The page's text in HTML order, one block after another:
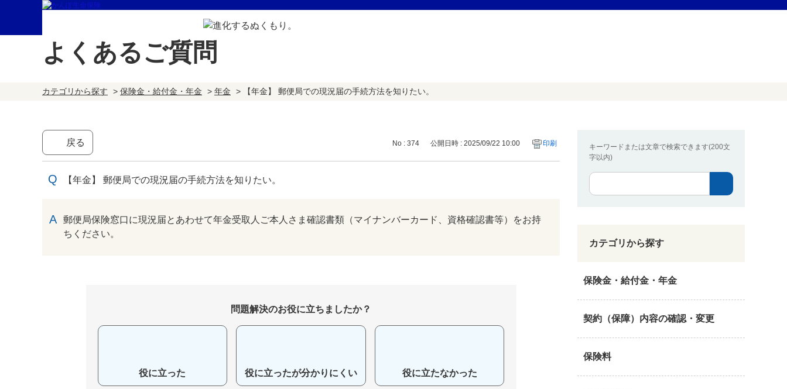
よくあるご質問
カテゴリから探す > 保険金・給付金・年金 > 年金 > 【年金】 郵便局での現況届の手続方法を知りたい。
キーワードまたは文章で検索できます(200文
字以内)
カテゴリから探す
保険金・給付金・年金
契約（保障）内容の確認・変更
保険料
戻る No : 374 公開日時 : 2025/09/22 10:00 印刷
【年金】 郵便局での現況届の手続方法を知りたい。
郵便局保険窓口に現況届とあわせて年金受取人ご本人さま確認書類（マイナンバーカード、資格確認書等）をお持
ちください。
問題解決のお役に立ちましたか？
役に立った 役に立ったが分かりにくい 役に立たなかった